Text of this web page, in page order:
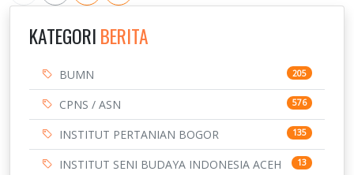
KATEGORI BERITA
BUMN 205
CPNS / ASN 576
INSTITUT PERTANIAN BOGOR 135
INSTITUT SENI BUDAYA INDONESIA ACEH 13